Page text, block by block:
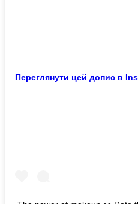
Переглянути цей допис в